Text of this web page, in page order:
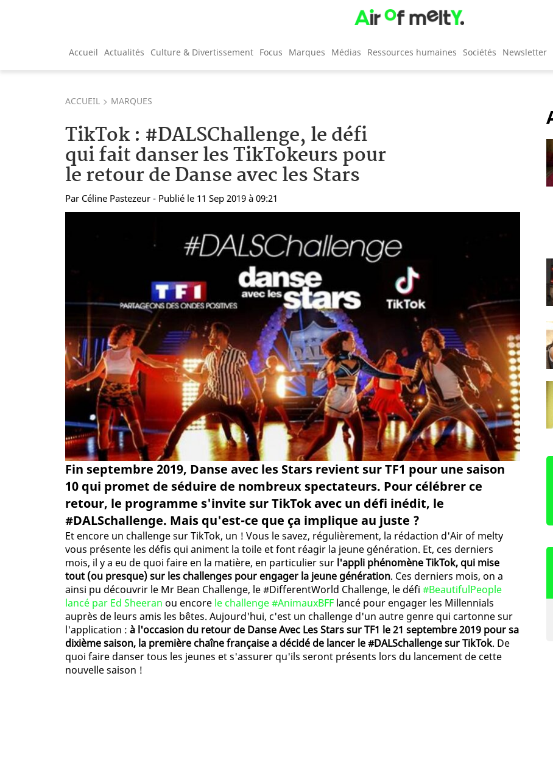
Accueil Actualités Culture & Divertissement Focus Marques Médias Ressources humaines Sociétés Newsletter
ACCUEIL MARQUES
TikTok : #DALSChallenge, le défi
qui fait danser les TikTokeurs pour
le retour de Danse avec les Stars
Par Céline Pastezeur - Publié le 11 Sep 2019 à 09:21
Fin septembre 2019, Danse avec les Stars revient sur TF1 pour une saison
10 qui promet de séduire de nombreux spectateurs. Pour célébrer ce
retour, le programme s'invite sur TikTok avec un défi inédit, le
#DALSchallenge. Mais qu'est-ce que ça implique au juste ?
Et encore un challenge sur TikTok, un ! Vous le savez, régulièrement, la rédaction d'Air of melty
vous présente les défis qui animent la toile et font réagir la jeune génération. Et, ces derniers
mois, il y a eu de quoi faire en la matière, en particulier sur l'appli phénomène TikTok, qui mise
tout (ou presque) sur les challenges pour engager la jeune génération. Ces derniers mois, on a
ainsi pu découvrir le Mr Bean Challenge, le #DifferentWorld Challenge, le défi #BeautifulPeople
lancé par Ed Sheeran ou encore le challenge #AnimauxBFF lancé pour engager les Millennials
auprès de leurs amis les bêtes. Aujourd'hui, c'est un challenge d'un autre genre qui cartonne sur
l'application : à l'occasion du retour de Danse Avec Les Stars sur TF1 le 21 septembre 2019 pour sa
dixième saison, la première chaîne française a décidé de lancer le #DALSchallenge sur TikTok. De
quoi faire danser tous les jeunes et s'assurer qu'ils seront présents lors du lancement de cette
nouvelle saison !